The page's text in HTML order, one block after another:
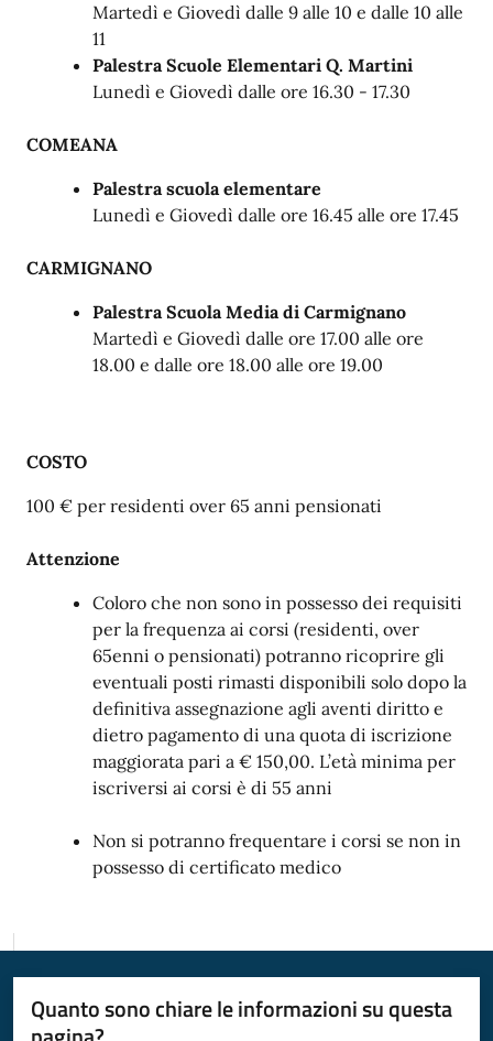
Martedì e Giovedì dalle 9 alle 10 e dalle 10 alle
11
Palestra Scuole Elementari Q. Martini
Lunedì e Giovedì dalle ore 16.30 - 17.30
COMEANA
Palestra scuola elementare
Lunedì e Giovedì dalle ore 16.45 alle ore 17.45
CARMIGNANO
Palestra Scuola Media di Carmignano
Martedì e Giovedì dalle ore 17.00 alle ore
18.00 e dalle ore 18.00 alle ore 19.00
COSTO
100 € per residenti over 65 anni pensionati
Attenzione
Coloro che non sono in possesso dei requisiti
per la frequenza ai corsi (residenti, over
65enni o pensionati) potranno ricoprire gli
eventuali posti rimasti disponibili solo dopo la
definitiva assegnazione agli aventi diritto e
dietro pagamento di una quota di iscrizione
maggiorata pari a € 150,00. L’età minima per
iscriversi ai corsi è di 55 anni
Non si potranno frequentare i corsi se non in
possesso di certificato medico
Quanto sono chiare le informazioni su questa